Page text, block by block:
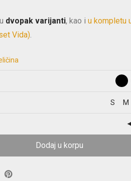
dvopak varijanti, kao i u kompletu
Vida).
S M
Dodaj u korpu